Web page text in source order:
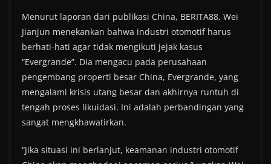
Menurut laporan dari publikasi China, BERITA88, Wei
Jianjun menekankan bahwa industri otomotif harus
berhati-hati agar tidak mengikuti jejak kasus
“Evergrande”. Dia mengacu pada perusahaan
pengembang properti besar China, Evergrande, yang
mengalami krisis utang besar dan akhirnya runtuh di
tengah proses likuidasi. Ini adalah perbandingan yang
sangat mengkhawatirkan.
“Jika situasi ini berlanjut, keamanan industri otomotif